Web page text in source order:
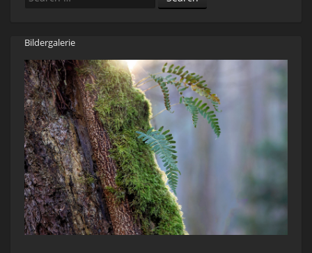
Bildergalerie